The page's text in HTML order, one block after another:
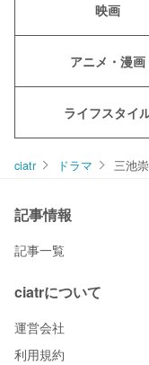
映画
アニメ・漫画
ライフスタイ
ciatr ドラマ 三池
記事情報
記事一覧
ciatrについて
運営会社
利用規約